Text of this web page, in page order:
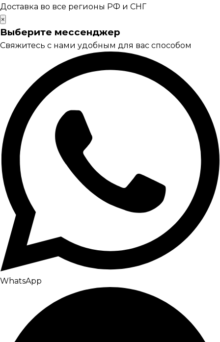
Доставка во все регионы РФ и СНГ
×
Выберите мессенджер
Свяжитесь с нами удобным для вас способом
WhatsApp